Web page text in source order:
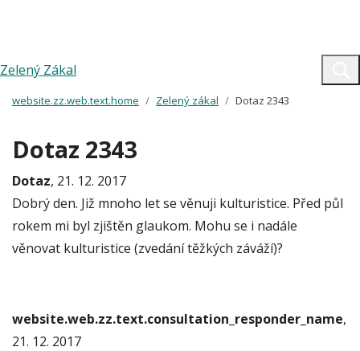
Zelený Zákal
website.zz.web.text.home Zelený zákal Dotaz 2343
Dotaz 2343
Dotaz, 21. 12. 2017
Dobrý den. Již mnoho let se věnuji kulturistice. Před půl
rokem mi byl zjištěn glaukom. Mohu se i nadále
věnovat kulturistice (zvedání těžkých záváží)?
website.web.zz.text.consultation_responder_name,
21. 12. 2017